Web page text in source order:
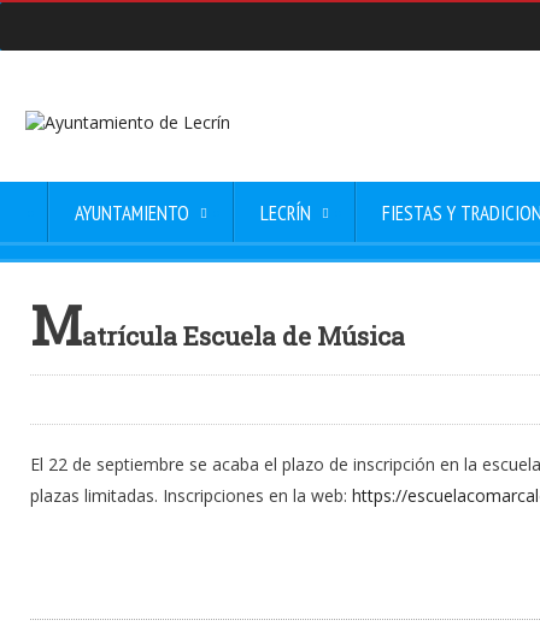
AYUNTAMIENTO LECRÍN FIESTAS Y
Matrícula Escuela de Música
El 22 de septiembre se acaba el plazo de inscripción en la
plazas limitadas. Inscripciones en la web: https://